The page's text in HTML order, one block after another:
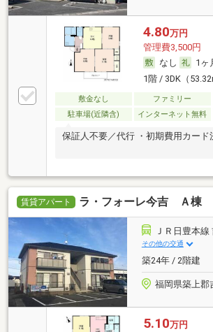
4.80万円
管理費3,500円
なし
1ヶ
1階 / 3DK（
敷金なし ファミリー
駐車場(近隣含)
インターネット無料
保証人不要／代行 ・初期費用カード
賃貸アパート ラ・フォーレ今吉 Ａ棟
ＪＲ日豊本線
その他の交通
築24年 / 2階建
福岡県築上郡
5.10万円